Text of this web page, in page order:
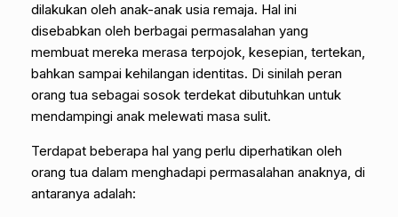
dilakukan oleh anak-anak usia remaja. Hal ini
disebabkan oleh berbagai permasalahan yang
membuat mereka merasa terpojok, kesepian, tertekan,
bahkan sampai kehilangan identitas. Di sinilah peran
orang tua sebagai sosok terdekat dibutuhkan untuk
mendampingi anak melewati masa sulit.
Terdapat beberapa hal yang perlu diperhatikan oleh
orang tua dalam menghadapi permasalahan anaknya, di
antaranya adalah: